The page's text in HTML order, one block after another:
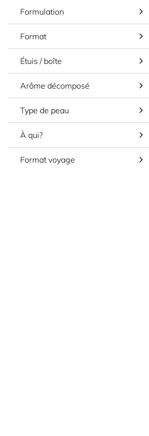
Formulation
Format
Étuis / boîte
Arôme décomposé
Type de peau
À qui?
Format voyage